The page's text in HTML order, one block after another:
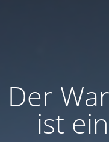
Der
ist